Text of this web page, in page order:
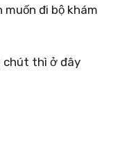
đi bộ khám
chút thì ở đây